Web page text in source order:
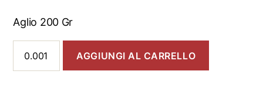
Aglio 200 Gr
200
Gr
AGGIUNGI AL CARRELLO